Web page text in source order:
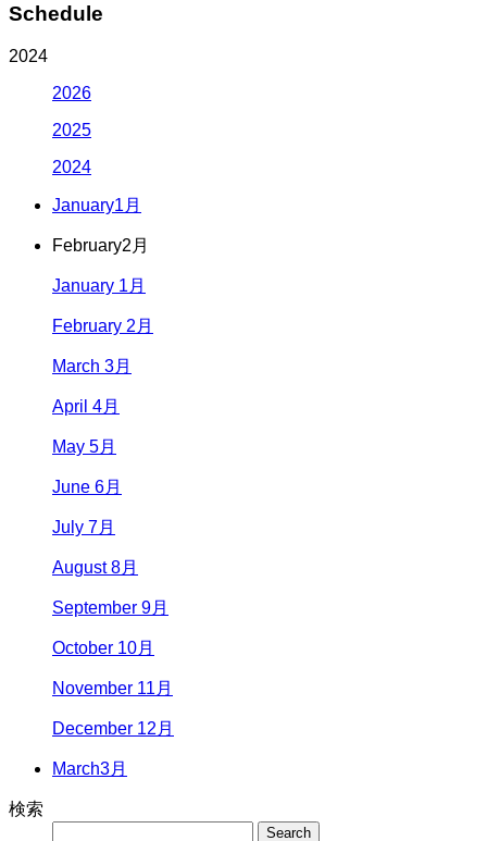
Schedule
2024
2026
2025
2024
January1月
February2月
January 1月
February 2月
March 3月
April 4月
May 5月
June 6月
July 7月
August 8月
September 9月
October 10月
November 11月
December 12月
March3月
検索